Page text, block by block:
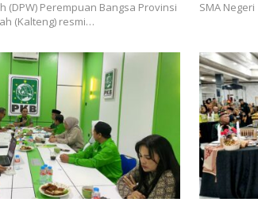
(DPW) Perempuan Bangsa Provinsi
(Kalteng) resmi…
SMA